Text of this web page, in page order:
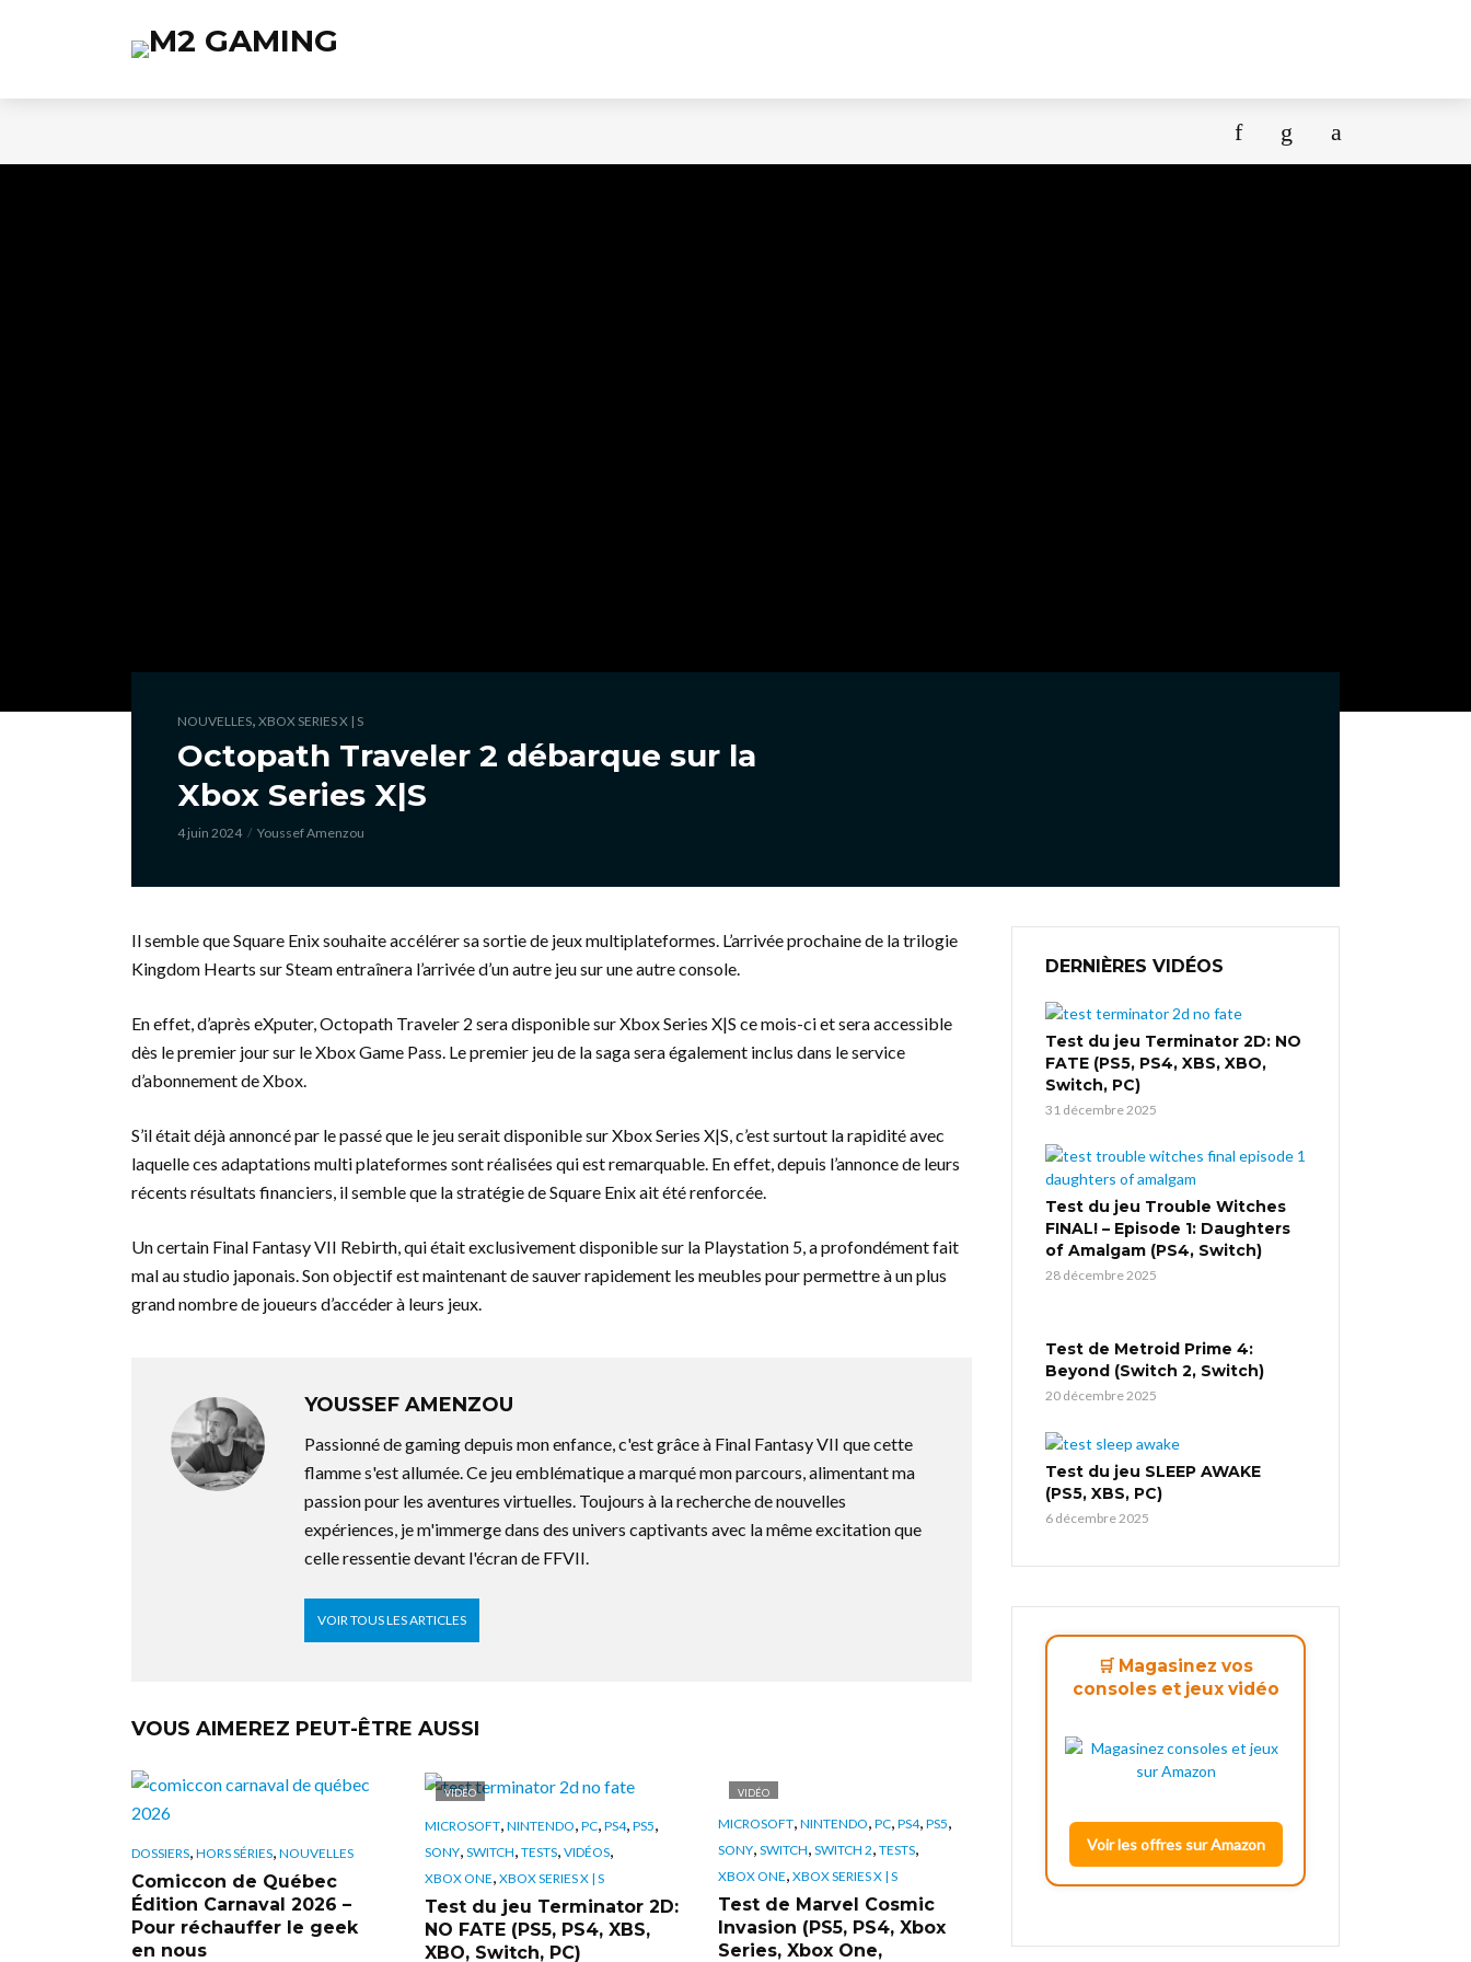
NOUVELLES, XBOX SERIES X | S
Octopath Traveler 2 débarque sur la
Xbox Series X|S
4 juin 2024 Youssef Amenzou
Il semble que Square Enix souhaite accélérer sa sortie de jeux multiplateformes. L’arrivée prochaine de la trilogie
Kingdom Hearts sur Steam entraînera l’arrivée d’un autre jeu sur une autre console.
En effet, d’après eXputer, Octopath Traveler 2 sera disponible sur Xbox Series X|S ce mois-ci et sera accessible
dès le premier jour sur le Xbox Game Pass. Le premier jeu de la saga sera également inclus dans le service
d’abonnement de Xbox.
S’il était déjà annoncé par le passé que le jeu serait disponible sur Xbox Series X|S, c’est surtout la rapidité avec
laquelle ces adaptations multi plateformes sont réalisées qui est remarquable. En effet, depuis l’annonce de leurs
récents résultats financiers, il semble que la stratégie de Square Enix ait été renforcée.
Un certain Final Fantasy VII Rebirth, qui était exclusivement disponible sur la Playstation 5, a profondément fait
mal au studio japonais. Son objectif est maintenant de sauver rapidement les meubles pour permettre à un plus
grand nombre de joueurs d’accéder à leurs jeux.
YOUSSEF AMENZOU
Passionné de gaming depuis mon enfance, c'est grâce à Final Fantasy VII que cette
flamme s'est allumée. Ce jeu emblématique a marqué mon parcours, alimentant ma
passion pour les aventures virtuelles. Toujours à la recherche de nouvelles
expériences, je m'immerge dans des univers captivants avec la même excitation que
celle ressentie devant l'écran de FFVII.
VOIR TOUS LES ARTICLES
VOUS AIMEREZ PEUT-ÊTRE AUSSI
DOSSIERS, HORS SÉRIES, NOUVELLES
Comiccon de Québec
Édition Carnaval 2026 –
Pour réchauffer le geek
en nous
VIDÉO
MICROSOFT, NINTENDO, PC, PS4, PS5,
SONY, SWITCH, TESTS, VIDÉOS,
XBOX ONE, XBOX SERIES X | S
Test du jeu Terminator 2D:
NO FATE (PS5, PS4, XBS,
XBO, Switch, PC)
VIDÉO
MICROSOFT, NINTENDO, PC, PS4, PS5,
SONY, SWITCH, SWITCH 2, TESTS,
XBOX ONE, XBOX SERIES X | S
Test de Marvel Cosmic
Invasion (PS5, PS4, Xbox
Series, Xbox One,
DERNIÈRES VIDÉOS
Test du jeu Terminator 2D: NO
FATE (PS5, PS4, XBS, XBO,
Switch, PC)
31 décembre 2025
Test du jeu Trouble Witches
FINAL! – Episode 1: Daughters
of Amalgam (PS4, Switch)
28 décembre 2025
Test de Metroid Prime 4:
Beyond (Switch 2, Switch)
20 décembre 2025
Test du jeu SLEEP AWAKE
(PS5, XBS, PC)
6 décembre 2025
🛒 Magasinez vos
consoles et jeux vidéo
Voir les offres sur Amazon